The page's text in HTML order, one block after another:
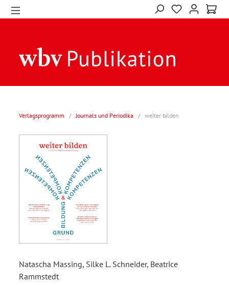
Verlagsprogramm / Journals und Periodika / weiter bilden
Natascha Massing, Silke L. Schneider, Beatrice
Rammstedt